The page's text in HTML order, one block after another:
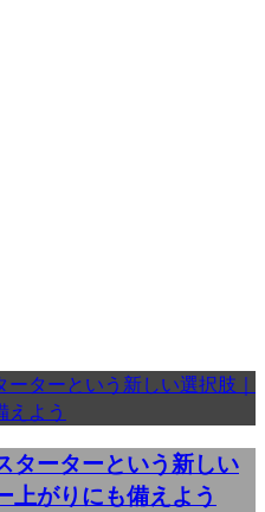
ターターという新しい
上がりにも備えよう